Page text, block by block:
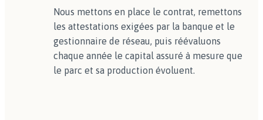
Nous mettons en place le contrat, remettons
les attestations exigées par la banque et le
gestionnaire de réseau, puis réévaluons
chaque année le capital assuré à mesure que
le parc et sa production évoluent.